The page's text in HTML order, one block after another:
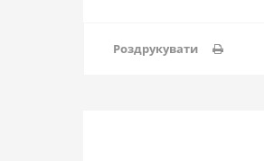
Роздрукувати